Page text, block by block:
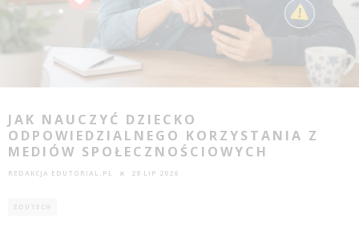
JAK NAUCZYĆ DZIECKO
ODPOWIEDZIALNEGO KORZYSTANIA Z
MEDIÓW SPOŁECZNOŚCIOWYCH
REDAKCJA EDUTORIAL.PL 28 LIP 2026
EDUTECH